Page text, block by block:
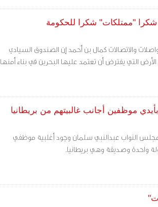
"ممتلكات" شكرا للحكومة
والاتصالات كمال بن أحمد إن الصندوق السيادي
التي يفترض أن تعتمد عليها البحرين في بناء أمنها
موظفين أجانب غالبيتهم من بريطانيا
مجلس النواب عبدالنبي سلمان وجود أغلبية موظفي
واحدة وصديقة وهي بريطانيا.